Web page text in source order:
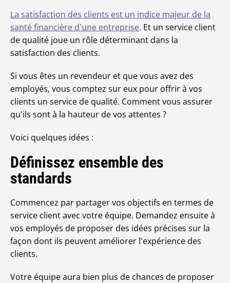
La satisfaction des clients est un indice majeur de la
santé financière d'une entreprise. Et un service client
de qualité joue un rôle déterminant dans la
satisfaction des clients.
Si vous êtes un revendeur et que vous avez des
employés, vous comptez sur eux pour offrir à vos
clients un service de qualité. Comment vous assurer
qu'ils sont à la hauteur de vos attentes ?
Voici quelques idées :
Définissez ensemble des
standards
Commencez par partager vos objectifs en termes de
service client avec votre équipe. Demandez ensuite à
vos employés de proposer des idées précises sur la
façon dont ils peuvent améliorer l'expérience des
clients.
Votre équipe aura bien plus de chances de proposer